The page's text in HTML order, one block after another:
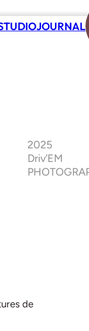
TUDIO
TUDIO
JOURNAL
JOURNAL
2025
Driv’EM
de